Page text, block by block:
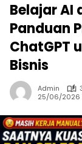
Belajar AI
Panduan
ChatGPT
Bisnis
Admin
25/06/2026